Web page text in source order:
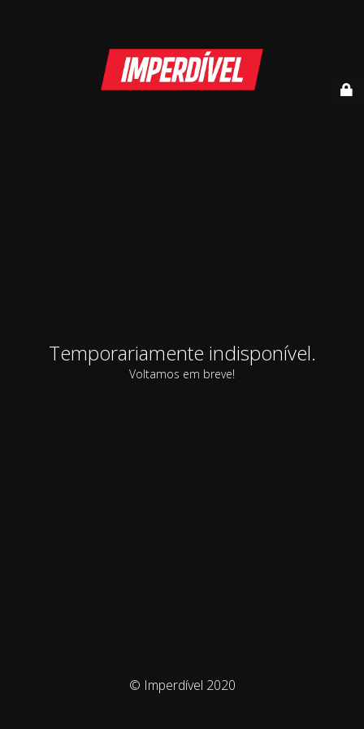
Temporariamente indisponível.
Voltamos em breve!
© Imperdível 2020